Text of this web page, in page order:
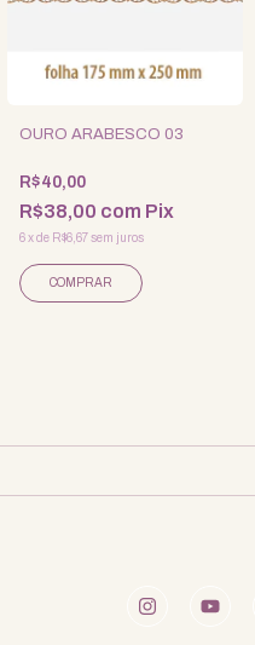
OURO ARABESCO 03
R$40,00
R$38,00 com Pix
6 xde R$6,67 sem juros